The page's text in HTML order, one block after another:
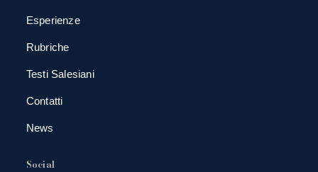
Esperienze
Rubriche
Testi Salesiani
Contatti
News
Social